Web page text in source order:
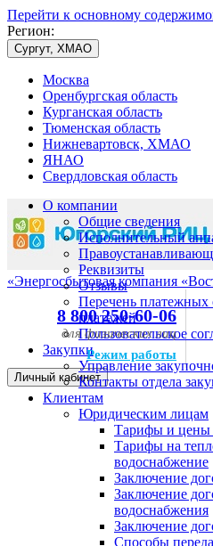
Перейти к основному
Регион:
Сургут, ХМАО
Москва
Оренбургская область
Курганская область
Тюменская область
Нижневартовск, ХМАО
ЯНАО
Свердловская область
«Энергосбытовая компания
8 800 250-60-06
для физических лиц
Режим работы
Личный кабинет
О компании
Общие сведения
Исполнительный
Реквизиты
Отзывы
Перечень платежных
платежей
Пользовательское
Закупки
Управление
Контакты отдела
Клиентам
Юридическим лицам
Тарифы и цены
Тарифы на
водоснабжение
Заключение
Заключение
водоснабжения
Заключение
Способы